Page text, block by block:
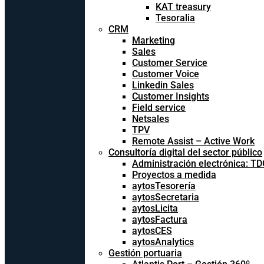
KAT treasury
Tesoralia
CRM
Marketing
Sales
Customer Service
Customer Voice
Linkedin Sales
Customer Insights
Field service
Netsales
TPV
Remote Assist – Active Work
Consultoría digital del sector público
Administración electrónica:
Proyectos a medida
aytosTesorería
aytosSecretaria
aytosLicita
aytosFactura
aytosCES
aytosAnalytics
Gestión portuaria